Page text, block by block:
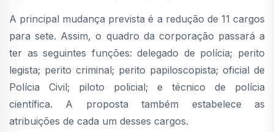
A principal mudança prevista é a redução de 11 cargos
para sete. Assim, o quadro da corporação passará a
ter as seguintes funções: delegado de polícia; perito
legista; perito criminal; perito papiloscopista; oficial de
Polícia Civil; piloto policial; e técnico de polícia
científica. A proposta também estabelece as
atribuições de cada um desses cargos.